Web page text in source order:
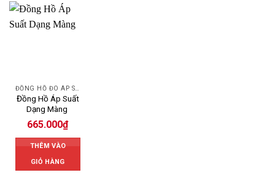
Đồng Hồ Áp Suất
Dạng Màng
665.000₫
THÊM VÀO
GIỎ HÀNG